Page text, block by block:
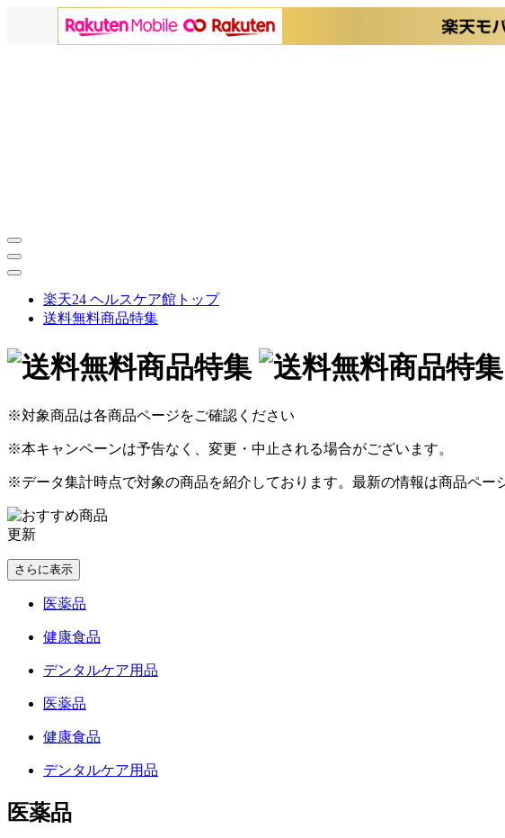
楽天24 ヘルスケア館トップ
送料無料商品特集
※対象商品は各商品ページをご確認ください
※本キャンペーンは予告なく、変更・中止される場合がございます。
※データ集計時点で対象の商品を紹介しております。最新の情報は商品ペー
更新
さらに表示
医薬品
健康食品
デンタルケア用品
医薬品
健康食品
デンタルケア用品
医薬品